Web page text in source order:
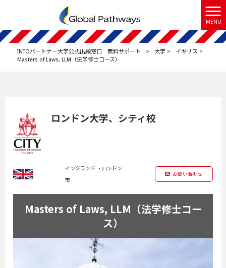
MENU
INTOパートナー大学公式出願窓口 無料サポート > 大学 > イギリス >
Masters of Laws, LLM（法学修士コース）
ロンドン大学、シティ校
イングランド ・ロンドン
市
お問い合わせ
Masters of Laws, LLM（法学修士コー
ス）